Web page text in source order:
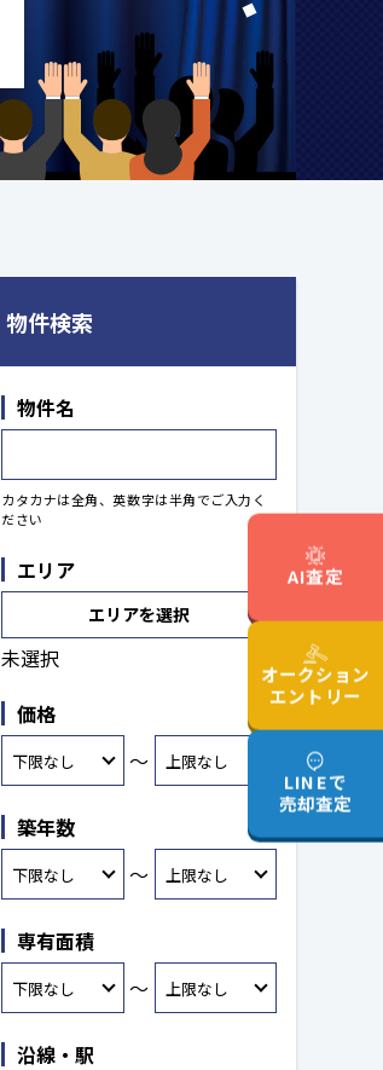
物件検索
物件名
カタカナは全角、英数字は半角でご入力く
ださい
エリア
エリアを選択
未選択
価格
～
築年数
～
専有面積
～
沿線・駅
AI査定
オークション
エントリー
LINEで
売却査定